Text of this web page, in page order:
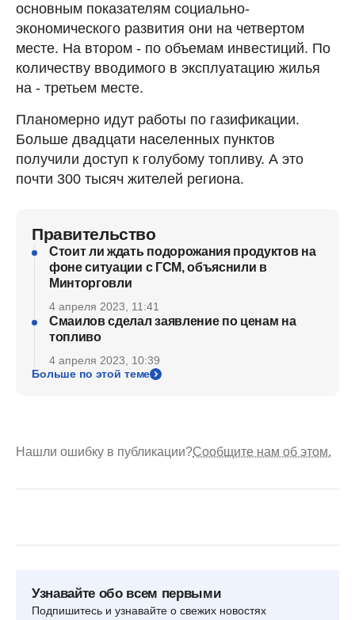
основным показателям социально-
экономического развития они на четвертом
месте. На втором - по объемам инвестиций. По
количеству вводимого в эксплуатацию жилья
на - третьем месте.
Планомерно идут работы по газификации.
Больше двадцати населенных пунктов
получили доступ к голубому топливу. А это
почти 300 тысяч жителей региона.
Правительство
Стоит ли ждать подорожания продуктов на
фоне ситуации с ГСМ, объяснили в
Минторговли
4 апреля 2023, 11:41
Смаилов сделал заявление по ценам на
топливо
4 апреля 2023, 10:39
Больше по этой теме
Нашли ошибку в публикации?Сообщите нам об этом.
Узнавайте обо всем первыми
Подпишитесь и узнавайте о свежих новостях